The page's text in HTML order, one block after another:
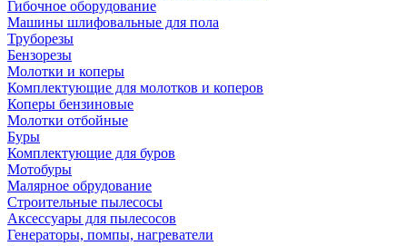
Гибочное оборудование
Машины шлифовальные для пола
Труборезы
Бензорезы
Молотки и коперы
Комплектующие для молотков и коперов
Коперы бензиновые
Молотки отбойные
Буры
Комплектующие для буров
Мотобуры
Малярное обрудование
Строительные пылесосы
Аксессуары для пылесосов
Генераторы, помпы, нагреватели